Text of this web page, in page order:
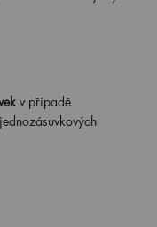
v případě